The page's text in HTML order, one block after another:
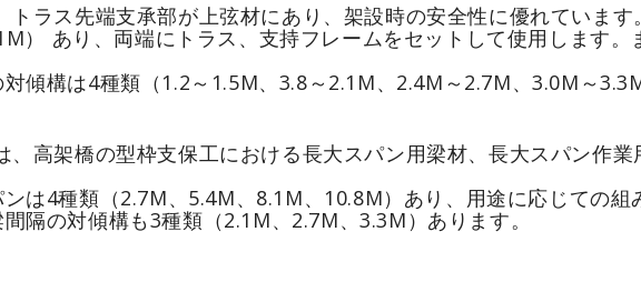
トラス先端支承部が上弦材にあり、架設時の安全性に優れています
） あり、両端にトラス、支持フレームをセットして使用します。
傾構は4種類（1.2～1.5M、3.8～2.1M、2.4M～2.7M、3.0M～
、高架橋の型枠支保工における長大スパン用梁材、長大スパン作
は4種類（2.7M、5.4M、8.1M、10.8M）あり、用途に応じての組
隔の対傾構も3種類（2.1M、2.7M、3.3M）あります。